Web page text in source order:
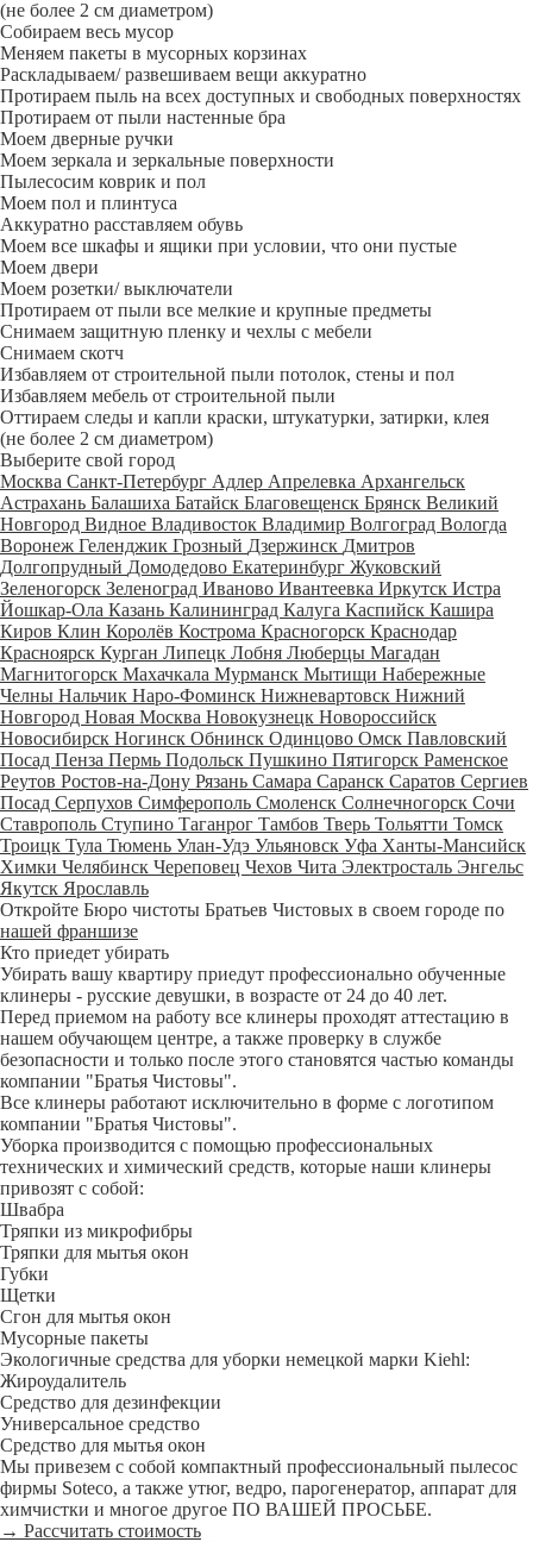
(не более 2 см диаметром)
Собираем весь мусор
Меняем пакеты в мусорных корзинах
Раскладываем/ развешиваем вещи аккуратно
Протираем пыль на всех доступных и свободных поверхностях
Протираем от пыли настенные бра
Моем дверные ручки
Моем зеркала и зеркальные поверхности
Пылесосим коврик и пол
Моем пол и плинтуса
Аккуратно расставляем обувь
Моем все шкафы и ящики при условии, что они пустые
Моем двери
Моем розетки/ выключатели
Протираем от пыли все мелкие и крупные предметы
Снимаем защитную пленку и чехлы с мебели
Снимаем скотч
Избавляем от строительной пыли потолок, стены и пол
Избавляем мебель от строительной пыли
Оттираем следы и капли краски, штукатурки, затирки, клея
(не более 2 см диаметром)
Выберите свой город
Москва Санкт-Петербург Адлер Апрелевка Архангельск
Астрахань Балашиха Батайск Благовещенск Брянск Великий
Новгород Видное Владивосток Владимир Волгоград Вологда
Воронеж Геленджик Грозный Дзержинск Дмитров
Долгопрудный Домодедово Екатеринбург Жуковский
Зеленогорск Зеленоград Иваново Ивантеевка Иркутск Истра
Йошкар-Ола Казань Калининград Калуга Каспийск Кашира
Киров Клин Королёв Кострома Красногорск Краснодар
Красноярск Курган Липецк Лобня Люберцы Магадан
Магнитогорск Махачкала Мурманск Мытищи Набережные
Челны Нальчик Наро-Фоминск Нижневартовск Нижний
Новгород Новая Москва Новокузнецк Новороссийск
Новосибирск Ногинск Обнинск Одинцово Омск Павловский
Посад Пенза Пермь Подольск Пушкино Пятигорск Раменское
Реутов Ростов-на-Дону Рязань Самара Саранск Саратов Сергиев
Посад Серпухов Симферополь Смоленск Солнечногорск Сочи
Ставрополь Ступино Таганрог Тамбов Тверь Тольятти Томск
Троицк Тула Тюмень Улан-Удэ Ульяновск Уфа Ханты-Мансийск
Химки Челябинск Череповец Чехов Чита Электросталь Энгельс
Якутск Ярославль
Откройте Бюро чистоты Братьев Чистовых в своем городе по
нашей франшизе
Кто приедет убирать
Убирать вашу квартиру приедут профессионально обученные
клинеры - русские девушки, в возрасте от 24 до 40 лет.
Перед приемом на работу все клинеры проходят аттестацию в
нашем обучающем центре, а также проверку в службе
безопасности и только после этого становятся частью команды
компании "Братья Чистовы".
Все клинеры работают исключительно в форме с логотипом
компании "Братья Чистовы".
Уборка производится с помощью профессиональных
технических и химический средств, которые наши клинеры
привозят с собой:
Швабра
Тряпки из микрофибры
Тряпки для мытья окон
Губки
Щетки
Сгон для мытья окон
Мусорные пакеты
Экологичные средства для уборки немецкой марки Kiehl:
Жироудалитель
Средство для дезинфекции
Универсальное средство
Средство для мытья окон
Мы привезем с собой компактный профессиональный пылесос
фирмы Soteco, а также утюг, ведро, парогенератор, аппарат для
химчистки и многое другое ПО ВАШЕЙ ПРОСЬБЕ.
→ Рассчитать стоимость